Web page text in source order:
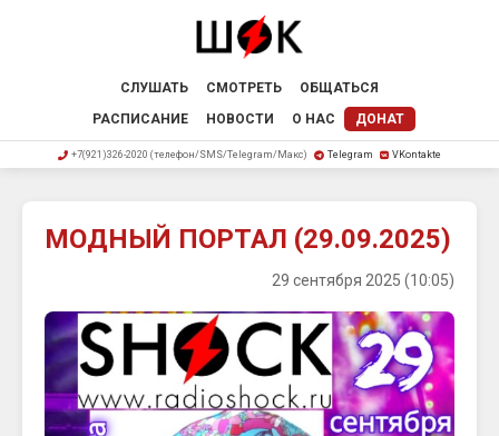
СЛУШАТЬ СМОТРЕТЬ
ОБЩАТЬСЯ
РАСПИСАНИЕ
НОВОСТИ О НАС ДОНАТ
+7(921)326-2020 (телефон/SMS/Telegram/Макс) Telegram VKontakte
МОДНЫЙ ПОРТАЛ (29.09.2025)
29 сентября 2025 (10:05)